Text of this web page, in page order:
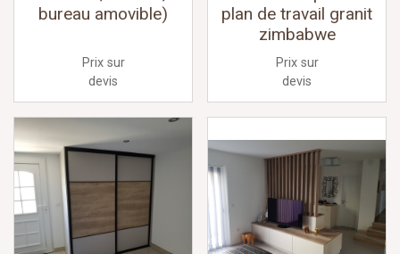
bureau amovible)
Prix sur
devis
plan de travail granit
zimbabwe
Prix sur
devis